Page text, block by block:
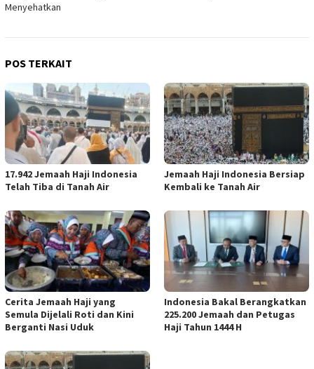
Menyehatkan
POS TERKAIT
17.942 Jemaah Haji Indonesia
Telah Tiba di Tanah Air
Jemaah Haji Indonesia Bersiap
Kembali ke Tanah Air
Cerita Jemaah Haji yang
Semula Dijelali Roti dan Kini
Berganti Nasi Uduk
Indonesia Bakal Berangkatkan
225.200 Jemaah dan Petugas
Haji Tahun 1444 H